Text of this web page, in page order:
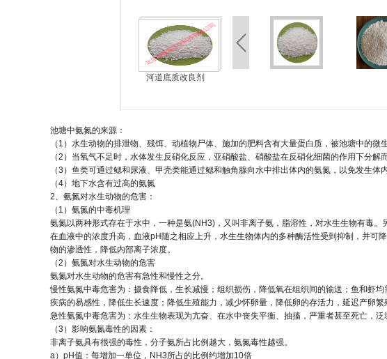
河道底质改良剂
池塘中氨氮的来源：
（1）水生动物的排泄物、残饵、动植物尸体、施加的肥料含有大量蛋白质，被池塘中的
（2）当氧气不足时，水体发生反硝化反应，亚硝酸盐、硝酸盐在反硝化细菌的作用下分解
（3）鱼类可通过鳃和尿液、甲壳类能通过鳃和触角腺向水中排出体内的氨氮，以免发生体
（4）地下水含有过高的氨氮
2、氨氮对水生动物的危害：
（1）氨氮的中毒机理
氨氮以两种形式存在于水中，一种是氨(NH3)，又叫非离子氨，脂溶性，对水生生物有毒
在血液中的浓度升高，血液pH随之相应上升，水生生物体内的多种酶活性受到抑制，并
物的渗透性，降低内部离子浓度。
（2）氨氮对水生动物的危害
氨氮对水生动物的危害有急性和慢性之分。
慢性氨氮中毒危害为：摄食降低，生长减慢；组织损伤，降低氧在组织间的输送；鱼和虾
疾病的易感性，降低生长速度；降低生殖能力，减少怀卵量，降低卵的存活力，延迟产卵
急性氨氮中毒危害为：水生生物表现为亢奋、在水中丧失平衡、抽搐，严重者甚至死亡，泛
（3）影响氨氮毒性的因素：
非离子氨具有很强的毒性，分子氨所占比例越大，氨氮毒性越强。
a）pH值：每增加一单位，NH3所占的比例约增加10倍